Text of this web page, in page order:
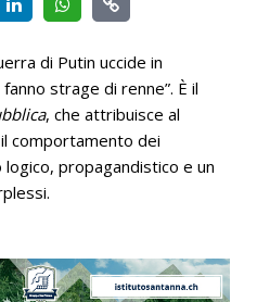
di Putin uccide in
strage di renne”. È il
, che attribuisce al
comportamento dei
propagandistico e un